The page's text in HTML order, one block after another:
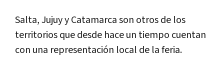
Salta, Jujuy y Catamarca son otros de los
territorios que desde hace un tiempo cuentan
con una representación local de la feria.